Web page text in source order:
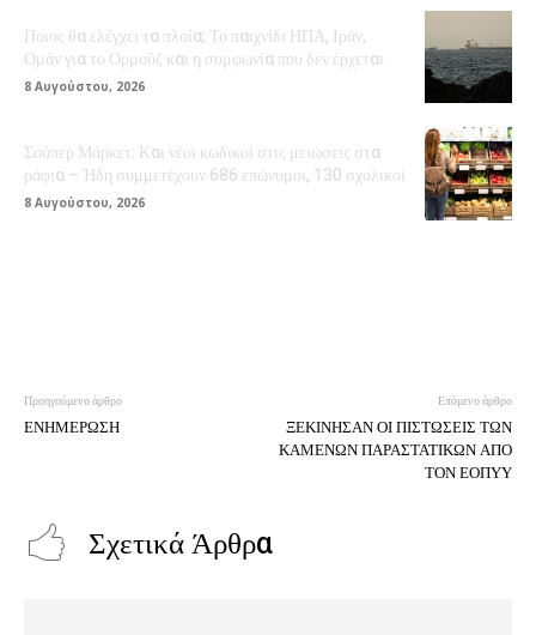
Ποιος θα ελέγχει τα πλοία; Το παιχνίδι ΗΠΑ, Ιράν,
Ομάν για το Ορμούζ και η συμφωνία που δεν έρχεται
8 Αυγούστου, 2026
Σούπερ Μάρκετ: Και νέοι κωδικοί στις μειώσεις στα
ράφια – Ήδη συμμετέχουν 686 επώνυμοι, 130 σχολικοί
8 Αυγούστου, 2026
Προηγούμενο άρθρο
ΕΝΗΜΕΡΩΣΗ
Επόμενο άρθρο
ΞΕΚΙΝΗΣΑΝ ΟΙ ΠΙΣΤΩΣΕΙΣ ΤΩΝ
ΚΑΜΕΝΩΝ ΠΑΡΑΣΤΑΤΙΚΩΝ ΑΠΟ
ΤΟΝ ΕΟΠΥΥ
Σχετικά Άρθρα